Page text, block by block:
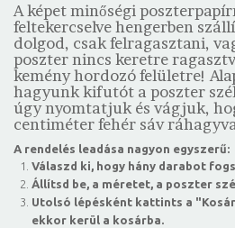
A képet minőségi
feltekercselve hengerben
dolgod, csak felragasztani,
poszter nincs keretre
kemény hordozó felületre!
hagyunk kifutót a poszter
úgy nyomtatjuk és vágjuk,
centiméter fehér sáv
A rendelés leadása nagyon egyszerű:
Válaszd ki, hogy hány darabot
Állítsd be, a méretet, a poszter
Utolsó lépésként kattints a
ekkor kerül a kosárba.